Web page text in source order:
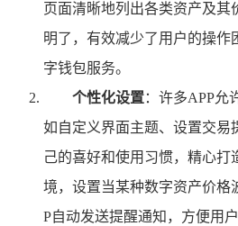
页面清晰地列出各类资产及其
明了，有效减少了用户的操作
字钱包服务。
个性化设置：许多APP允
如自定义界面主题、设置交易
己的喜好和使用习惯，精心打
境，设置当某种数字资产价格
P自动发送提醒通知，方便用